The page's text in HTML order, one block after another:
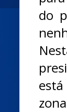
do